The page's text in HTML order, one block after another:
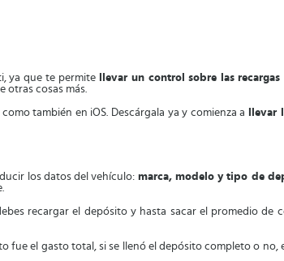
ya que te permite llevar un control sobre las
otras cosas más.
también en iOS. Descárgala ya y comienza a
los datos del vehículo: marca, modelo y tipo de
recargar el depósito y hasta sacar el promedio de
fue el gasto total, si se llenó el depósito completo o no,